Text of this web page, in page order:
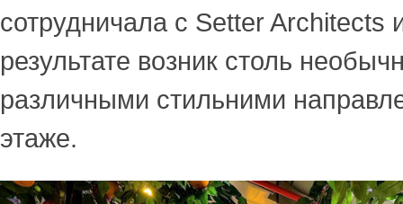
сотрудничала с Setter Architects
результате возник столь
различными стильними
этаже.